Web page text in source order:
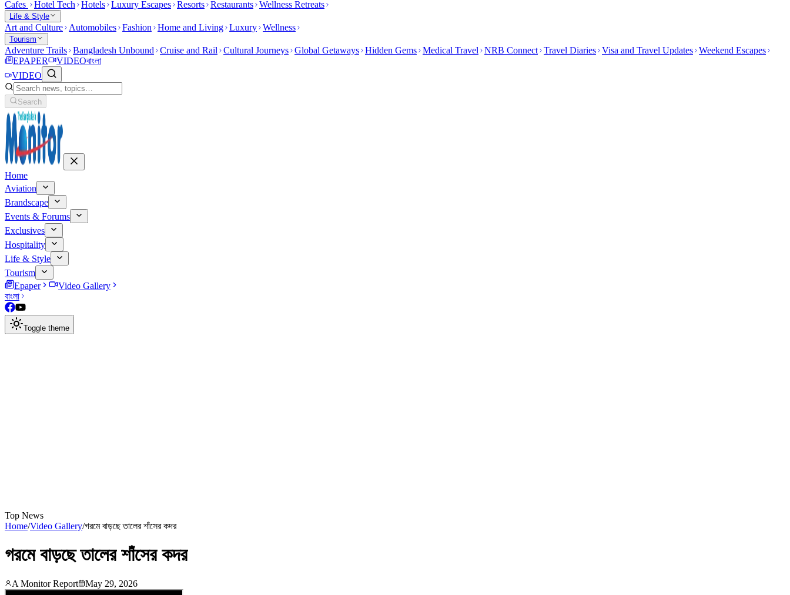
Cafes Hotel Tech Hotels Luxury Escapes Resorts Restaurants Wellness Retreats
Life & Style
Art and Culture Automobiles Fashion Home and Living Luxury Wellness
Tourism
Adventure Trails Bangladesh Unbound Cruise and Rail Cultural Journeys Global Getaways Hidden Gems Medical Travel NRB Connect Travel Diaries Visa and Travel Updates Weekend Escapes
EPAPER
VIDEOবাংলা
VIDEO
Search
Home
Aviation
Brandscape
Events & Forums
Exclusives
Hospitality
Life & Style
Tourism
Epaper
Video Gallery
বাংলা
Toggle theme
Top News
Home/Video Gallery/গরমে বাড়ছে তালের শাঁসের কদর
গরমে বাড়ছে তালের শাঁসের কদর
A Monitor Report May 29, 2026